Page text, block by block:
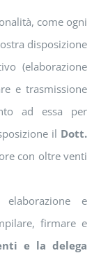
come ogni
disposizione
(elaborazione
e trasmissione
ad essa per
il Dott.
con oltre venti
elaborazione e
firmare e
e la delega